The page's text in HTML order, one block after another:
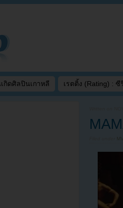
กิดศิลปินเกาหลี เรตติ้ง (Rating) : ซี